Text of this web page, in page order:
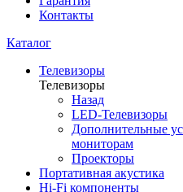
Контакты
Каталог
Телевизоры
Телевизоры
Назад
LED-Телевизоры
Дополнительные
мониторам
Проекторы
Портативная акустика
Hi-Fi компоненты